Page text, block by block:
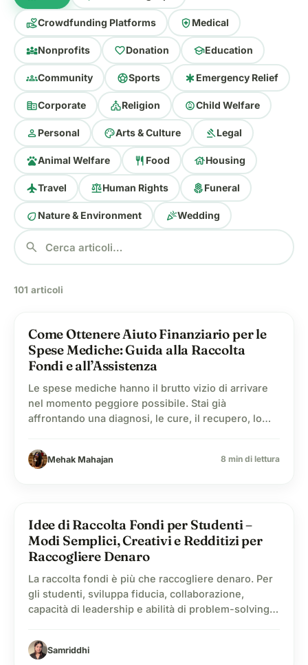
volunteer_activismCrowdfunding Platforms health_and_safetyMedical
diversity_3Nonprofits favoriteDonation schoolEducation
groupsCommunity sports_soccerSports emergency Emergency Relief
corporate_fareCorporate churchReligion child_careChild Welfare
personPersonal paletteArts & Culture gavelLegal
petsAnimal Welfare restaurant Food houseHousing
flightTravel balanceHuman Rights local_floristFuneral
ecoNature & Environment celebrationWedding
search
101 articoli
health_and_safety
Come Ottenere Aiuto Finanziario per le
Spese Mediche: Guida alla Raccolta
Fondi e all’Assistenza
Le spese mediche hanno il brutto vizio di arrivare
nel momento peggiore possibile. Stai già
affrontando una diagnosi, le cure, il recupero, lo
accumularsi. E non si tratta solo di “qualche
fattura”. Molte persone soffrono a causa dei debiti
Mehak Mahajan 8 min di lettura
lightbulb
Idee di Raccolta Fondi per Studenti –
Modi Semplici, Creativi e Redditizi per
Raccogliere Denaro
La raccolta fondi è più che raccogliere denaro. Per
gli studenti, sviluppa fiducia, collaborazione,
capacità di leadership e abilità di problem-solving
una gita scolastica, per le tasse scolastiche, per un
club, per una competizione scolastica o di un
Samriddhi